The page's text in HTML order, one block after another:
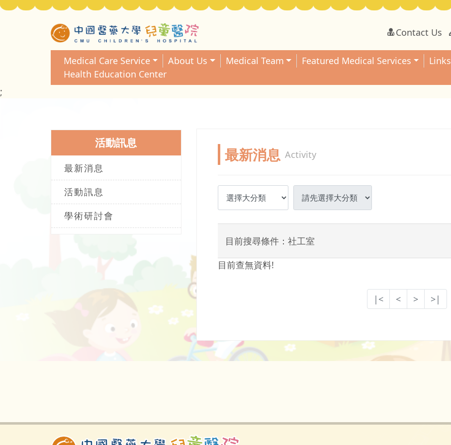
Contact Us
Medical Care Service About Us Medical Team Featured Medical Services Links
Health Education Center
;
活動訊息
最新消息
活動訊息
學術研討會
最新消息 Activity
目前搜尋條件：社工室
目前查無資料!
|< < > >|